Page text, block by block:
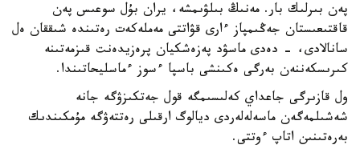
پەن بىرلىك بار. مەنىڭ بىلۋىمشە، يران بۇل سوعىس پەن
قاقتىعىستان جەڭىمپاز ءارى قۋاتتى مەملەكەت رەتىندە شىققان ەل
سانالادى، - دەدى ماسۋد پەزەشكيان پرەزيدەنت قىزمەتىنە
كىرىسكەننەن بەرگى ەكىنشى باسپا ءسوز ءماسليحاتىندا.
ول قازىرگى جاعداي كەلىسىمگە قول جەتكىزۋگە جانە
شەشىلمەگەن ماسەلەلەردى ديالوگ ارقىلى رەتتەۋگە مۇمكىندىك
بەرەتىنىن اتاپ ءوتتى.